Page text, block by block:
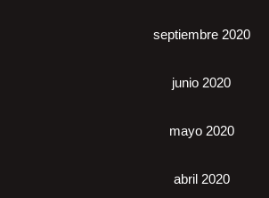
septiembre 2020
junio 2020
mayo 2020
abril 2020